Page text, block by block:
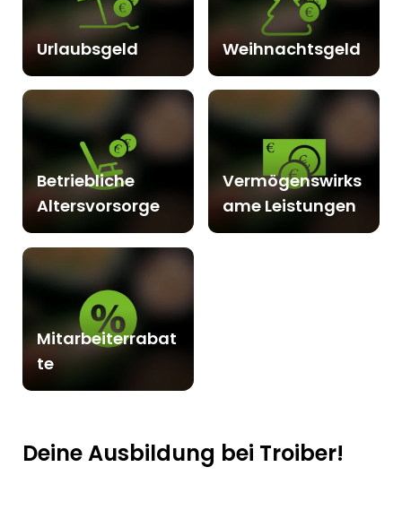
Urlaubsgeld Weihnachtsgeld
Betriebliche
Altersvorsorge
Vermögenswirks
ame Leistungen
Mitarbeiterrabat
te
Deine Ausbildung bei Troiber!